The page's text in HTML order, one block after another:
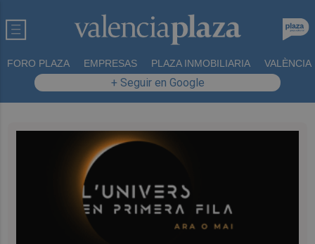
FORO PLAZA EMPRESAS PLAZA INMOBILIARIA VALÈNCIA
+ Seguir en Google